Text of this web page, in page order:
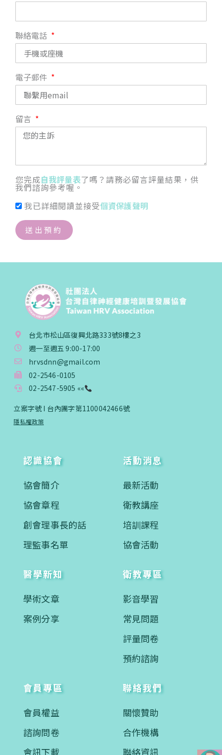
聯絡電話
電子郵件
留言
您完成自我評量表了嗎？請務必留言評量結果，供
我們諮詢參考喔。
我已詳細閱讀並接受個資保護聲明
送出預約
台北市松山區復興北路333號8樓之3
週一至週五 9:00-17:00
hrvsdnn@gmail.com
02-2546-0105
02-2547-5905 ««
立案字號 I 台內團字第1100042466號
隱私權政策
認識協會
協會簡介
協會章程
創會理事長的話
理監事名單
活動消息
最新活動
衛教講座
培訓課程
協會活動
醫學新知
學術文章
案例分享
衛教專區
影音學習
常見問題
評量問卷
預約諮詢
會員專區
會員權益
諮詢問卷
會訊下載
聯絡我們
關懷贊助
合作機構
聯絡資訊